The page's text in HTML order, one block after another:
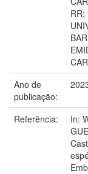
RR;
Ano de
publicação:
Referência:
In: